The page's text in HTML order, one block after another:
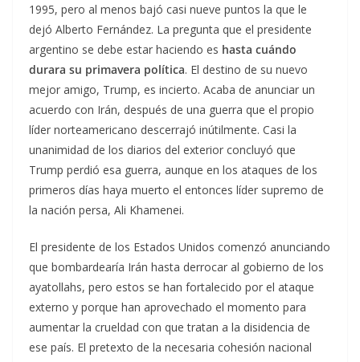
1995, pero al menos bajó casi nueve puntos la que le
dejó Alberto Fernández. La pregunta que el presidente
argentino se debe estar haciendo es hasta cuándo
durara su primavera política. El destino de su nuevo
mejor amigo, Trump, es incierto. Acaba de anunciar un
acuerdo con Irán, después de una guerra que el propio
líder norteamericano descerrajó inútilmente. Casi la
unanimidad de los diarios del exterior concluyó que
Trump perdió esa guerra, aunque en los ataques de los
primeros días haya muerto el entonces líder supremo de
la nación persa, Ali Khamenei.
El presidente de los Estados Unidos comenzó anunciando
que bombardearía Irán hasta derrocar al gobierno de los
ayatollahs, pero estos se han fortalecido por el ataque
externo y porque han aprovechado el momento para
aumentar la crueldad con que tratan a la disidencia de
ese país. El pretexto de la necesaria cohesión nacional